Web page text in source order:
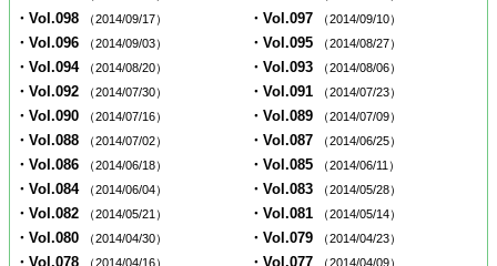
・Vol.098 （2014/09/17） ・Vol.097 （2014/09/10）
・Vol.096 （2014/09/03） ・Vol.095 （2014/08/27）
・Vol.094 （2014/08/20） ・Vol.093 （2014/08/06）
・Vol.092 （2014/07/30） ・Vol.091 （2014/07/23）
・Vol.090 （2014/07/16） ・Vol.089 （2014/07/09）
・Vol.088 （2014/07/02） ・Vol.087 （2014/06/25）
・Vol.086 （2014/06/18） ・Vol.085 （2014/06/11）
・Vol.084 （2014/06/04） ・Vol.083 （2014/05/28）
・Vol.082 （2014/05/21） ・Vol.081 （2014/05/14）
・Vol.080 （2014/04/30） ・Vol.079 （2014/04/23）
・Vol.078 （2014/04/16） ・Vol.077 （2014/04/09）